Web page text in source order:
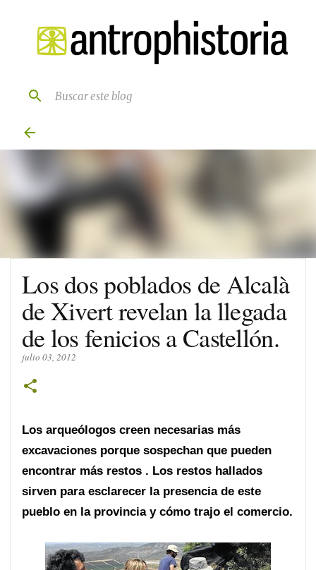
Ir al contenido principal
Los dos poblados de Alcalà
de Xivert revelan la llegada
de los fenicios a Castellón.
julio 03, 2012
Los arqueólogos creen necesarias más
excavaciones porque sospechan que pueden
encontrar más restos . Los restos hallados
sirven para esclarecer la presencia de este
pueblo en la provincia y cómo trajo el comercio.